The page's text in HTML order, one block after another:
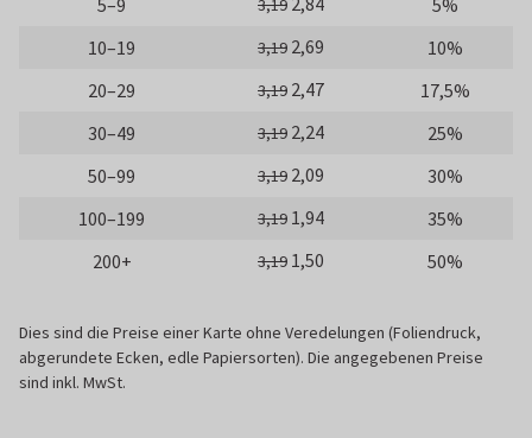
5–9 3,19
5%
10–19
3,19 2,69
10%
20–29
3,19 2,47
17,5%
30–49
3,19 2,24
25%
50–99
3,19 2,09
30%
100–199
3,19 1,94
35%
200+
3,19 1,50 50%
Dies sind die Preise einer Karte ohne Veredelungen (Foliendruck,
abgerundete Ecken, edle Papiersorten). Die angegebenen Preise
sind inkl. MwSt.